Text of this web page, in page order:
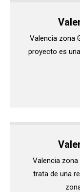
Valencia zona
proyecto es
Valencia zona
trata de una